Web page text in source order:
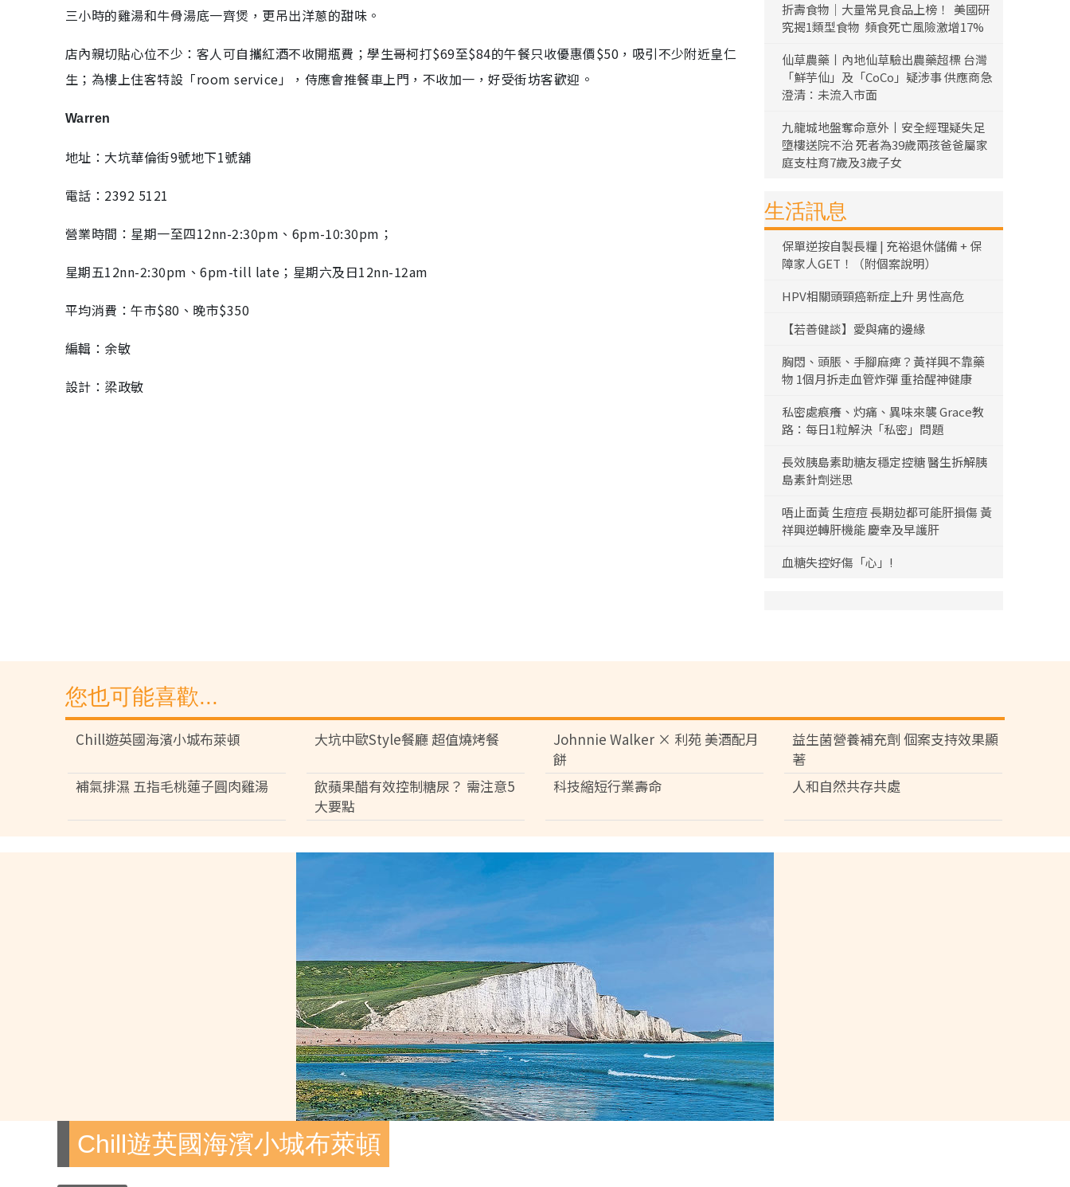
三小時的雞湯和牛骨湯底一齊煲，更吊出洋蔥的甜味。
店內親切貼心位不少：客人可自攜紅酒不收開瓶費；學生哥柯打$69至$84的午餐只收優惠價$50，吸引不少附近皇仁
生；為樓上住客特設「room service」，侍應會推餐車上門，不收加一，好受街坊客歡迎。
Warren
地址：大坑華倫街9號地下1號舖
電話：2392 5121
營業時間：星期一至四12nn-2:30pm、6pm-10:30pm；
星期五12nn-2:30pm、6pm-till late；星期六及日12nn-12am
平均消費：午市$80、晚市$350
編輯：余敏
設計：梁政敏
折壽食物｜大量常見食品上榜！ 美國研
究揭1類型食物 頻食死亡風險激增17%
仙草農藥丨內地仙草驗出農藥超標 台灣
「鮮芋仙」及「CoCo」疑涉事 供應商急
澄清：未流入市面
九龍城地盤奪命意外丨安全經理疑失足
墮樓送院不治 死者為39歲兩孩爸爸屬家
庭支柱育7歲及3歲子女
生活訊息
保單逆按自製長糧 | 充裕退休儲備 + 保
障家人GET！（附個案說明）
HPV相關頭頸癌新症上升 男性高危
【若善健談】愛與痛的邊緣
胸悶、頭脹、手腳麻痺？黃祥興不靠藥
物 1個月拆走血管炸彈 重拾醒神健康
私密處痕癢、灼痛、異味來襲 Grace教
路：每日1粒解決「私密」問題
長效胰島素助糖友穩定控糖 醫生拆解胰
島素針劑迷思
唔止面黃 生痘痘 長期攰都可能肝損傷 黃
祥興逆轉肝機能 慶幸及早護肝
血糖失控好傷「心」!
您也可能喜歡...
Chill遊英國海濱小城布萊頓 大坑中歐Style餐廳 超值燒烤餐
Johnnie Walker × 利苑 美酒配月
餅
益生菌營養補充劑 個案支持效果顯
著
補氣排濕 五指毛桃蓮子圓肉雞湯
飲蘋果醋有效控制糖尿？ 需注意5
大要點
科技縮短行業壽命 人和自然共存共處
Chill遊英國海濱小城布萊頓